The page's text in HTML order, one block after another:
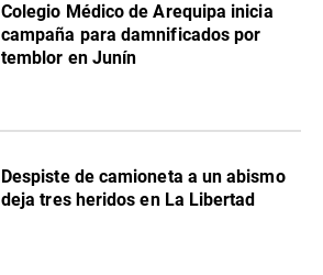
Colegio Médico de Arequipa inicia
campaña para damnificados por
temblor en Junín
Despiste de camioneta a un abismo
deja tres heridos en La Libertad